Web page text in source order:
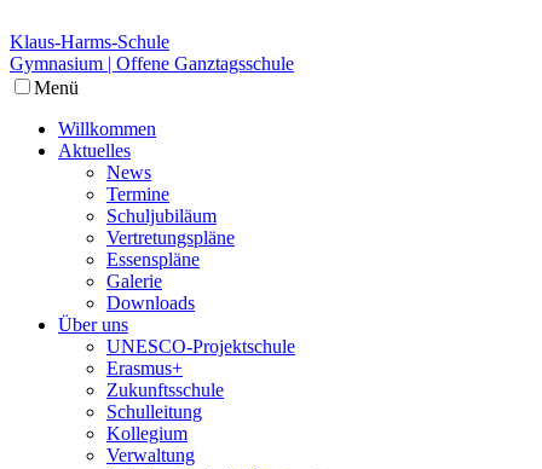
Klaus-Harms-Schule
Gymnasium | Offene Ganztagsschule
Menü
Willkommen
Aktuelles
News
Termine
Schuljubiläum
Vertretungspläne
Essenspläne
Galerie
Downloads
Über uns
UNESCO-Projektschule
Erasmus+
Zukunftsschule
Schulleitung
Kollegium
Verwaltung